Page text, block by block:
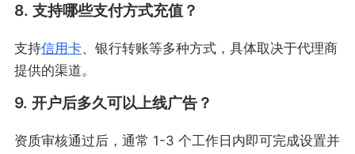
8. 支持哪些支付方式充值？
支持信用卡、银行转账等多种方式，具体取决于代理商
提供的渠道。
9. 开户后多久可以上线广告？
资质审核通过后，通常 1-3 个工作日内即可完成设置并